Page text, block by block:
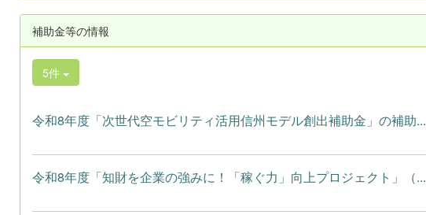
補助金等の情報
5件
令和8年度「次世代空モビリティ活用信州モデル創出補助金」の補助...
令和8年度「知財を企業の強みに！「稼ぐ力」向上プロジェクト」（...